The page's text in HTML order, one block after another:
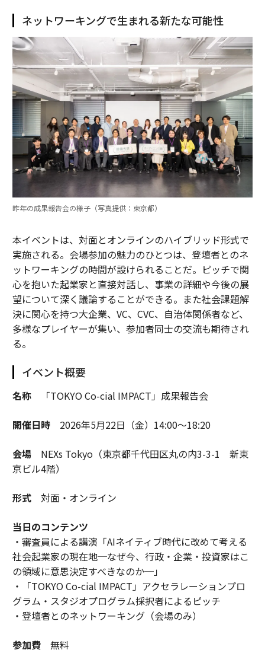
ネットワーキングで生まれる新たな可能性
昨年の成果報告会の様子（写真提供：東京都）
本イベントは、対面とオンラインのハイブリッド形式で
実施される。会場参加の魅力のひとつは、登壇者とのネ
ットワーキングの時間が設けられることだ。ピッチで関
心を抱いた起業家と直接対話し、事業の詳細や今後の展
望について深く議論することができる。また社会課題解
決に関心を持つ大企業、VC、CVC、自治体関係者など、
多様なプレイヤーが集い、参加者同士の交流も期待され
る。
イベント概要
名称「TOKYO Co-cial IMPACT」成果報告会
開催日時2026年5月22日（金）14:00～18:20
会場NEXs Tokyo（東京都千代田区丸の内3-3-1 新東
京ビル4階）
形式対面・オンライン
当日のコンテンツ
・審査員による講演「AIネイティブ時代に改めて考える
社会起業家の現在地─なぜ今、行政・企業・投資家はこ
の領域に意思決定すべきなのか─」
・「TOKYO Co-cial IMPACT」アクセラレーションプロ
グラム・スタジオプログラム採択者によるピッチ
・登壇者とのネットワーキング（会場のみ）
参加費無料